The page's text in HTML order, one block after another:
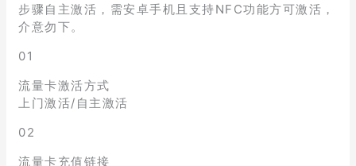
步骤自主激活，需安卓手机且支持NFC功能方可激活，
介意勿下。
01
流量卡激活方式
上门激活/自主激活
02
流量卡充值链接